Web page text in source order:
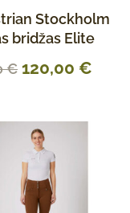
Stockholm
bridžas Elite
€ 120,00 €